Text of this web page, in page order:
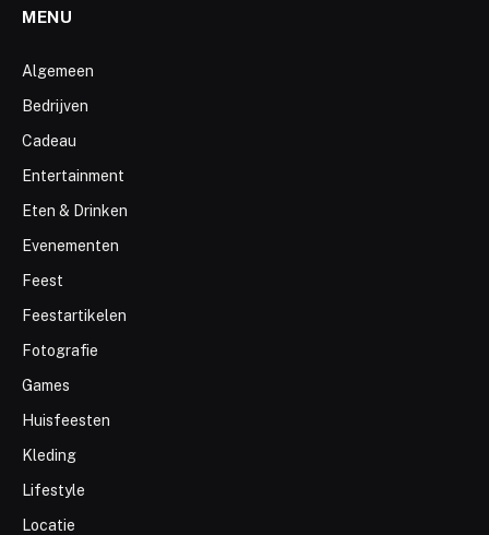
MENU
Algemeen
Bedrijven
Cadeau
Entertainment
Eten & Drinken
Evenementen
Feest
Feestartikelen
Fotografie
Games
Huisfeesten
Kleding
Lifestyle
Locatie